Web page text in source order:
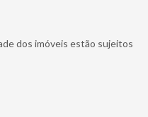
dos imóveis estão sujeitos